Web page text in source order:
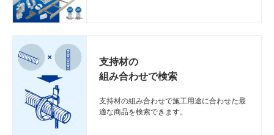
支持材の
組み合わせで検索
支持材の組み合わせで施工用途に合わせた最
適な商品を検索できます。